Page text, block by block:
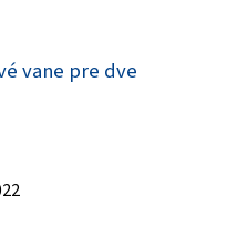
vane pre dve